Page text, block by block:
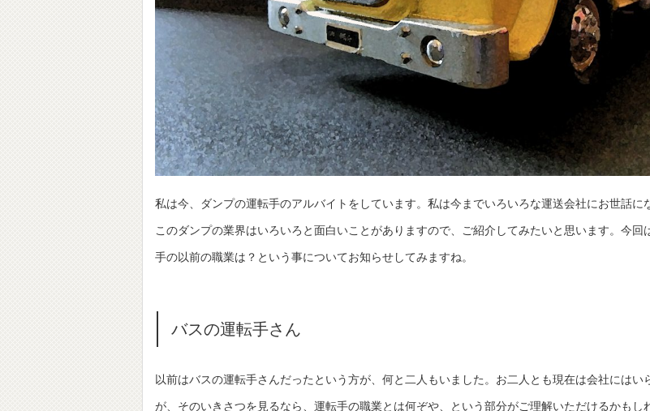
私は今、ダンプの運転手のアルバイトをしています。私は今までいろいろな運送会社にお世話に
このダンプの業界はいろいろと面白いことがありますので、ご紹介してみたいと思います。今回
手の以前の職業は？という事についてお知らせしてみますね。
バスの運転手さん
以前はバスの運転手さんだったという方が、何と二人もいました。お二人とも現在は会社にはい
が、そのいきさつを見るなら、運転手の職業とは何ぞや、という部分がご理解いただけるかもし